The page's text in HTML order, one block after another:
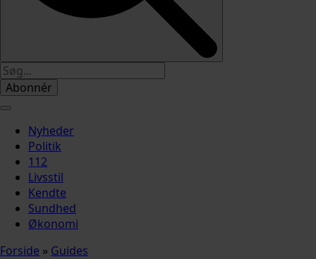
Abonnér
Nyheder
Politik
112
Livsstil
Kendte
Sundhed
Økonomi
Forside » Guides